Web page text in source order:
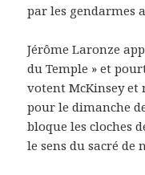
par les gendarmes
Jérôme Laronze
du Temple » et
votent McKinsey et
pour le dimanche
bloque les cloches
le sens du sacré de